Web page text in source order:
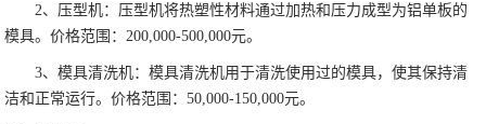
2、压型机：压型机将热塑性材料通过加热和压力成型为铝单板的
模具。价格范围：200,000-500,000元。
3、模具清洗机：模具清洗机用于清洗使用过的模具，使其保持清
洁和正常运行。价格范围：50,000-150,000元。